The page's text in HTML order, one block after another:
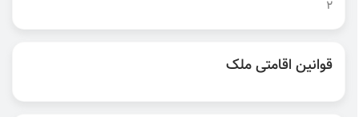
۲
قوانین اقامتی ملک